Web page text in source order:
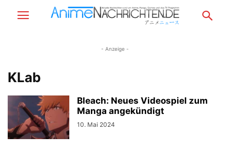
- Anzeige -
KLab
Bleach: Neues Videospiel zum
Manga angekündigt
10. Mai 2024